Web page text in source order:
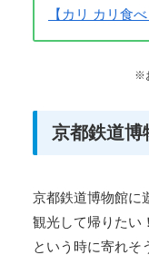
【カリ カリ食
※
京都鉄道博
京都鉄道博物館に
観光して帰りたい
という時に寄れそ